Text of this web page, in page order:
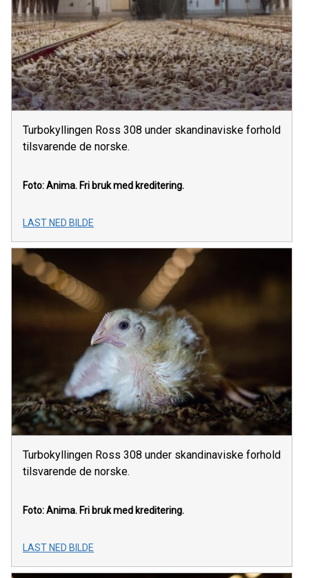
Turbokyllingen Ross 308 under skandinaviske forhold
tilsvarende de norske.
Foto: Anima. Fri bruk med kreditering.
LAST NED BILDE
Turbokyllingen Ross 308 under skandinaviske forhold
tilsvarende de norske.
Foto: Anima. Fri bruk med kreditering.
LAST NED BILDE